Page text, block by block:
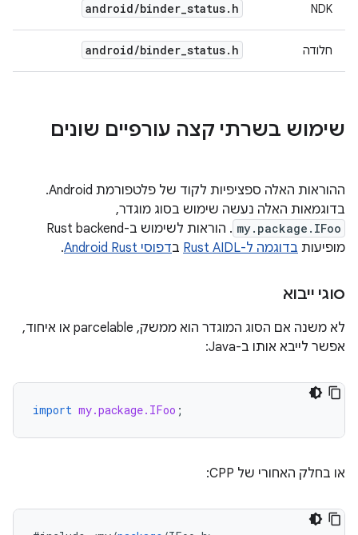
NDK
android/binder_status. h
חלודה android/binder_status. h
שימוש בשרתי קצה עורפיים שונים
ההוראות האלה ספציפיות לקוד של פלטפורמת Android.
בדוגמאות האלה נעשה שימוש בסוג מוגדר,
my.package.IFoo
. הוראות לשימוש ב-Rust backend
מופיעות בדוגמה ל-Rust AIDL בדפוסי Android Rust .
סוגי ייבוא
לא משנה אם הסוג המוגדר הוא ממשק, parcelable או איחוד,
אפשר לייבא אותו ב-Java:
import my.package.IFoo ;
או בחלק האחורי של CPP: